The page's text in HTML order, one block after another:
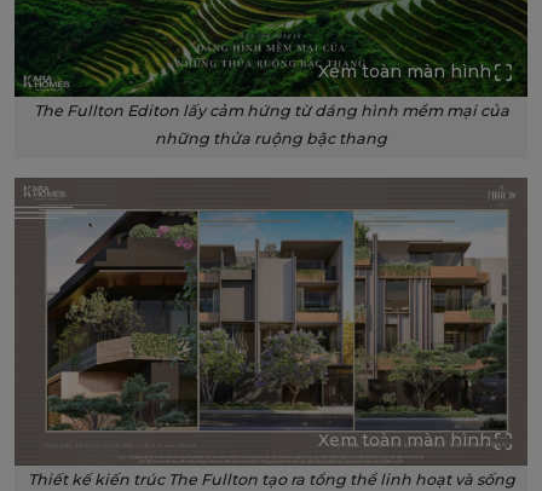
Xem toàn màn hình
The Fullton Editon lấy cảm hứng từ dáng hình mềm mại của
những thửa ruộng bậc thang
Xem toàn màn hình
Thiết kế kiến trúc The Fullton tạo ra tổng thể linh hoạt và sống